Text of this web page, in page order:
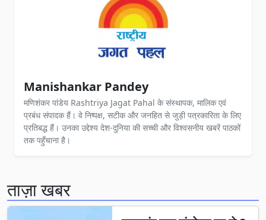
Manishankar Pandey
मणिशंकर पांडेय Rashtriya Jagat Pahal के संस्थापक, मालिक एवं
प्रबंध संपादक हैं। वे निष्पक्ष, सटीक और जनहित से जुड़ी पत्रकारिता के लिए
प्रतिबद्ध हैं। उनका उद्देश्य देश-दुनिया की सच्ची और विश्वसनीय खबरें पाठकों
तक पहुँचाना है।
ताज़ा खबर